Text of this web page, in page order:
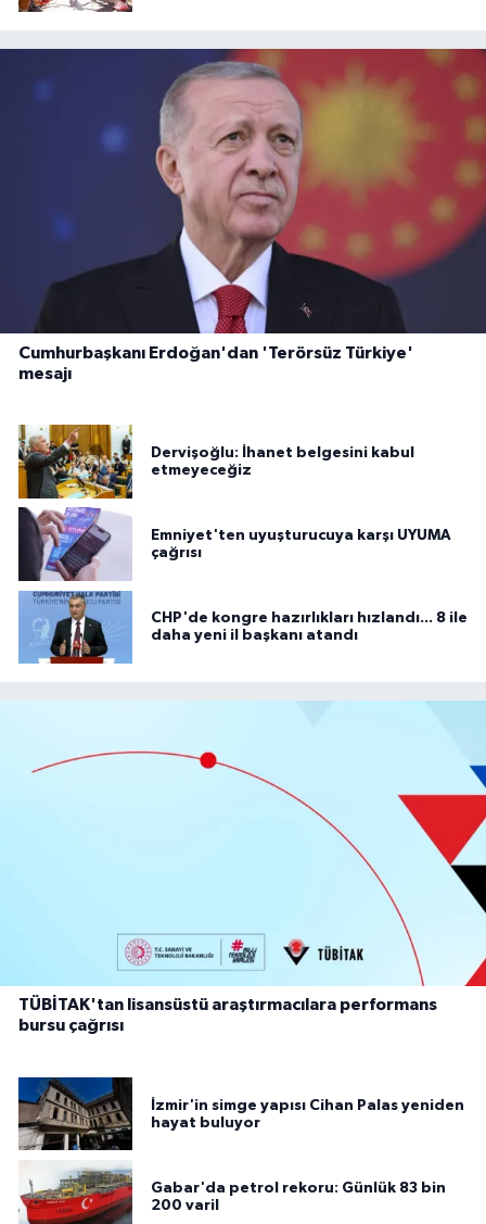
Cumhurbaşkanı Erdoğan'dan 'Terörsüz Türkiye'
mesajı
Dervişoğlu: İhanet belgesini kabul
etmeyeceğiz
Emniyet'ten uyuşturucuya karşı UYUMA
çağrısı
CHP'de kongre hazırlıkları hızlandı... 8 ile
daha yeni il başkanı atandı
TÜBİTAK'tan lisansüstü araştırmacılara performans
bursu çağrısı
İzmir'in simge yapısı Cihan Palas yeniden
hayat buluyor
Gabar'da petrol rekoru: Günlük 83 bin
200 varil